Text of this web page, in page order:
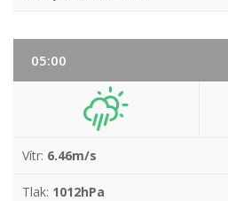
05:00
Vítr: 6.46m/s
Tlak: 1012hPa